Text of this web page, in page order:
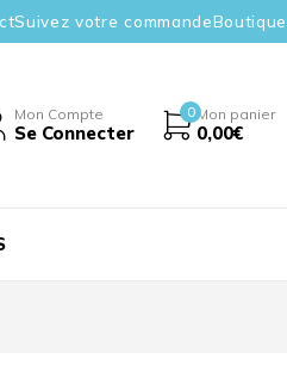
Suivez votre commandeBoutique
Mon Compte
Se Connecter
0 Mon panier
0,00€